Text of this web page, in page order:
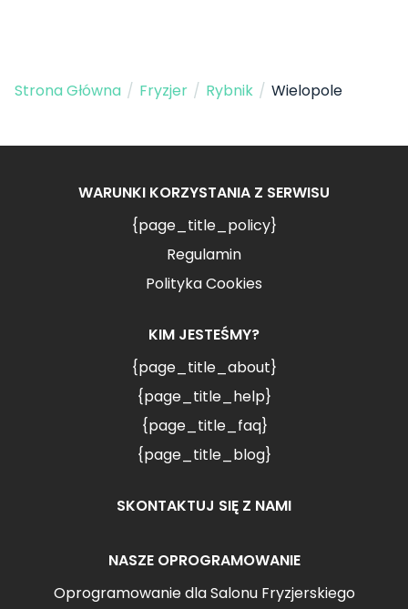
Strona Główna / Fryzjer / Rybnik / Wielopole
WARUNKI KORZYSTANIA Z SERWISU
{page_title_policy}
Regulamin
Polityka Cookies
KIM JESTEŚMY?
{page_title_about}
{page_title_help}
{page_title_faq}
{page_title_blog}
SKONTAKTUJ SIĘ Z NAMI
NASZE OPROGRAMOWANIE
Oprogramowanie dla Salonu Fryzjerskiego